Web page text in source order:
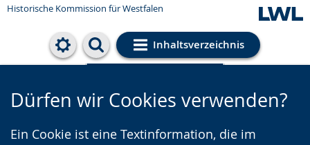
Historische Kommission für Westfalen
Inhaltsverzeichnis
Cookie-Einstellungen
Dürfen wir Cookies verwenden?
Ein Cookie ist eine Textinformation, die im